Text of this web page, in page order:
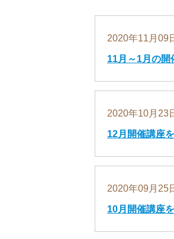
2020年11月09
11月～1月の開
2020年10月23
12月開催講座
2020年09月25
10月開催講座